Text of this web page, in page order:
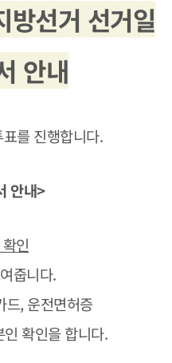
방선거 선거일
안내
를 진행합니다.
안내>
인
줍니다.
드, 운전면허증
확인을 합니다.